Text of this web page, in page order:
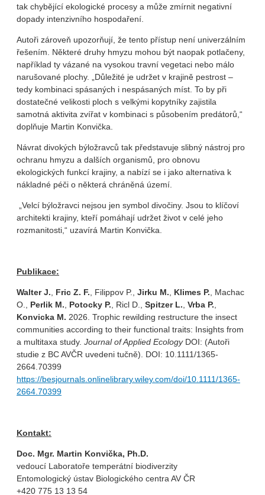
tak chybějící ekologické procesy a může zmírnit negativní
dopady intenzivního hospodaření.
Autoři zároveň upozorňují, že tento přístup není univerzálním
řešením. Některé druhy hmyzu mohou být naopak potlačeny,
například ty vázané na vysokou travní vegetaci nebo málo
narušované plochy. „Důležité je udržet v krajině pestrost –
tedy kombinaci spásaných i nespásaných míst. To by při
dostatečné velikosti ploch s velkými kopytníky zajistila
samotná aktivita zvířat v kombinaci s působením predátorů,“
doplňuje Martin Konvička.
Návrat divokých býložravců tak představuje slibný nástroj pro
ochranu hmyzu a dalších organismů, pro obnovu
ekologických funkcí krajiny, a nabízí se i jako alternativa k
nákladné péči o některá chráněná území.
„Velcí býložravci nejsou jen symbol divočiny. Jsou to klíčoví
architekti krajiny, kteří pomáhají udržet život v celé jeho
rozmanitosti,“ uzavírá Martin Konvička.
Publikace:
Walter J., Fric Z. F., Filippov P., Jirku M., Klimes P., Machac
O., Perlik M., Potocky P., Ricl D., Spitzer L., Vrba P.,
Konvicka M. 2026. Trophic rewilding restructure the insect
communities according to their functional traits: Insights from
a multitaxa study. Journal of Applied Ecology DOI: (Autoři
studie z BC AVČR uvedeni tučně). DOI: 10.1111/1365-
2664.70399
https://besjournals.onlinelibrary.wiley.com/doi/10.1111/1365-
2664.70399
Kontakt:
Doc. Mgr. Martin Konvička, Ph.D.
vedoucí Laboratoře temperátní biodiverzity
Entomologický ústav Biologického centra AV ČR
+420 775 13 13 54